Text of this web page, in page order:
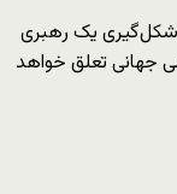
شکل‌گیری یک رهبری
جهانی تعلق خواهد